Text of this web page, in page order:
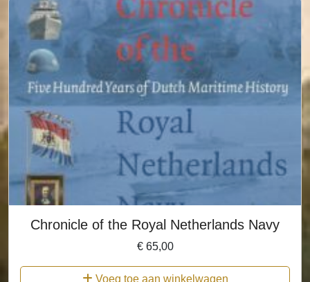
Chronicle of the Royal Netherlands Navy
€65,00
Voeg toe aan winkelwagen